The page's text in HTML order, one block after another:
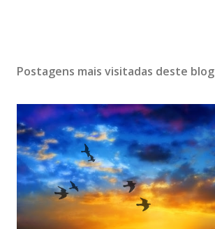
Postagens mais visitadas deste blog